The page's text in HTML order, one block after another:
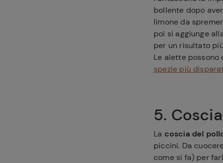
bollente dopo
limone da
poi si aggiunge
per un risultato
Le alette possono
spezie più
5.
La coscia del
piccini. Da
come si fa) per